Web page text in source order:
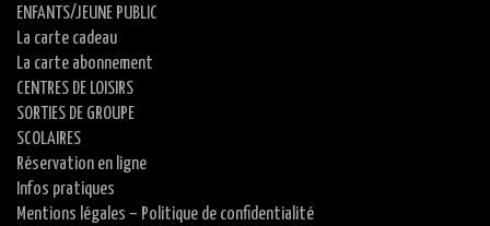
ENFANTS/JEUNE PUBLIC
La carte cadeau
La carte abonnement
CENTRES DE LOISIRS
SORTIES DE GROUPE
SCOLAIRES
Réservation en ligne
Infos pratiques
Mentions légales – Politique de confidentialité